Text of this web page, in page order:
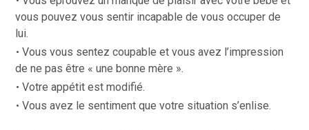
vous pouvez vous sentir incapable de vous occuper de
lui.
Vous vous sentez coupable et vous avez l’impression
de ne pas être « une bonne mère ».
Votre appétit est modifié.
Vous avez le sentiment que votre situation s’enlise.